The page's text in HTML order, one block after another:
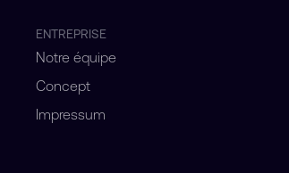
ENTREPRISE
Notre équipe
Concept
Impressum